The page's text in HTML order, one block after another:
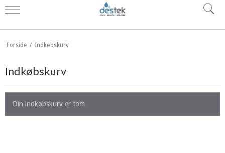
Forside / Indkøbskurv
Indkøbskurv
Din indkøbskurv er tom